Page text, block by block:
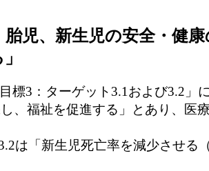
児、新生児の安全・健
3：ターゲット3.1および3.2」
、福祉を促進する」とあり、医
は「新生児死亡率を減少させる